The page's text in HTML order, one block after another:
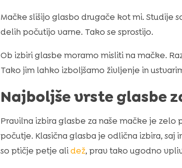
Mačke slišijo glasbo drugače kot mi. Studije
delih počutijo varne. Tako se sprostijo.
Ob izbiri glasbe moramo misliti na mačke.
Tako jim lahko izboljšamo življenje in
Najboljše vrste glasbe
Pravilna izbira glasbe za naše mačke je
počutje. Klasična glasba je odlična izbira,
so ptičje petje alidež, prav tako ugodno